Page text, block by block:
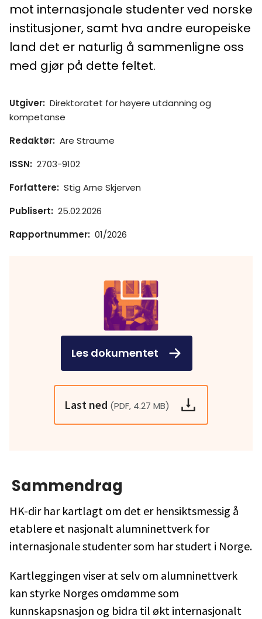
mot internasjonale studenter ved norske
institusjoner, samt hva andre europeiske
land det er naturlig å sammenligne oss
med gjør på dette feltet.
Utgiver: Direktoratet for høyere utdanning og
kompetanse
Redaktør: Are Straume
ISSN: 2703-9102
Forfattere: Stig Arne Skjerven
Publisert: 25.02.2026
Rapportnummer: 01/2026
Last ned (PDF, 4.27 MB)
Les dokumentet
Sammendrag
HK-dir har kartlagt om det er hensiktsmessig å
etablere et nasjonalt alumninettverk for
internasjonale studenter som har studert i Norge.
Kartleggingen viser at selv om alumninettverk
kan styrke Norges omdømme som
kunnskapsnasjon og bidra til økt internasjonalt